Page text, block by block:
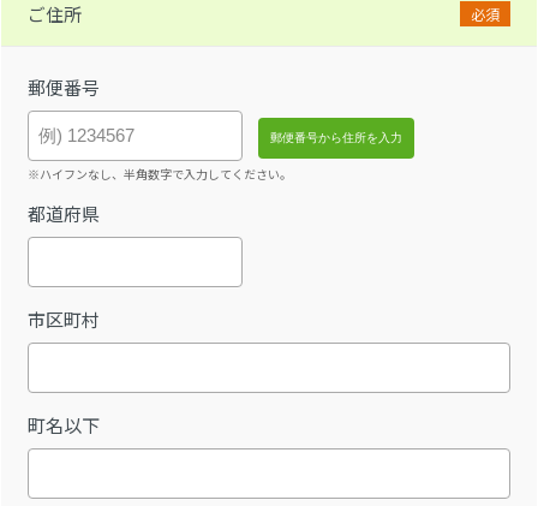
ご住所 必須
郵便番号
※ハイフンなし、半角数字で入力してください。
都道府県
市区町村
町名以下